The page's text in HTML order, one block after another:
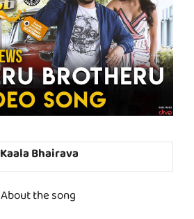
Kaala Bhairava
About the song